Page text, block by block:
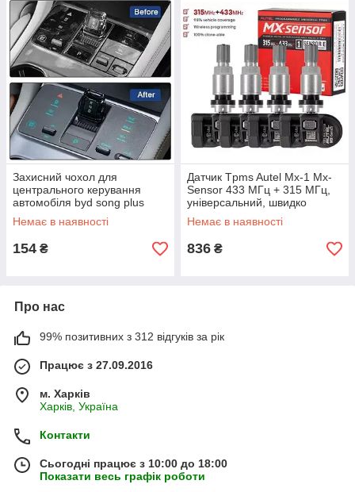
Захисний чохол для
центрального керування
автомобіля byd song plus
Немає в наявності
154 ₴
Датчик Tpms Autel Mx-1 Mx-
Sensor 433 МГц + 315 МГц,
універсальний, швидко
фіксований, програмований,
metal
Немає в наявності
836 ₴
Про нас
99% позитивних з 312 відгуків за рік
Працює з 27.09.2016
м. Харків
Харків, Україна
Контакти
Сьогодні працює з 10:00 до 18:00
Показати весь графік роботи